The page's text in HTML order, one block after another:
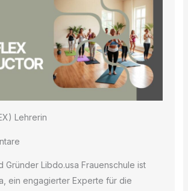
Lehrerin
Gründer Libdo.usa Frauenschule ist
ein engagierter Experte für die